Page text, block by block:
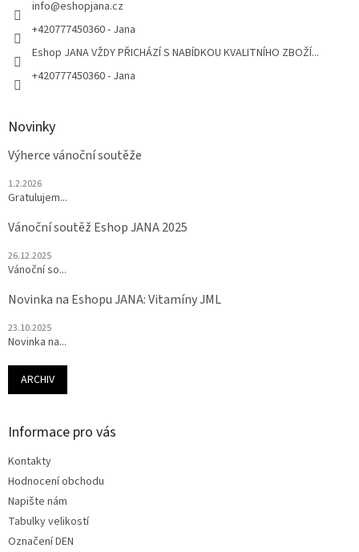
info@eshopjana.cz
+420777450360 - Jana
Eshop JANA VŽDY PŘICHÁZÍ S NABÍDKOU KVALITNÍHO ZBOŽÍ...
+420777450360 - Jana
Novinky
Výherce vánoční soutěže
1.2.2026
Gratulujem...
Vánoční soutěž Eshop JANA 2025
26.12.2025
Vánoční so...
Novinka na Eshopu JANA: Vitamíny JML
23.10.2025
Novinka na...
ARCHIV
Informace pro vás
Kontakty
Hodnocení obchodu
Napište nám
Tabulky velikostí
Označení DEN